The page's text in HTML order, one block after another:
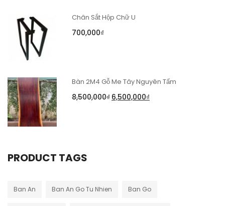
Chân Sắt Hộp Chữ U
700,000₫
Bàn 2M4 Gỗ Me Tây Nguyên Tấm
8,500,000₫ 6,500,000₫
PRODUCT TAGS
Ban An Ban An Go Tu Nhien Ban Go